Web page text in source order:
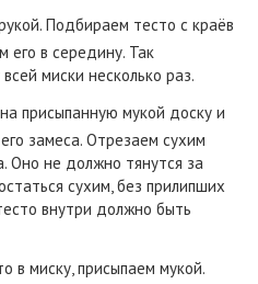
Подбираем тесто с краёв
его в середину. Так
миски несколько раз.
присыпанную мукой доску и
замеса. Отрезаем сухим
Оно не должно тянутся за
сухим, без прилипших
внутри должно быть
в миску, присыпаем мукой.